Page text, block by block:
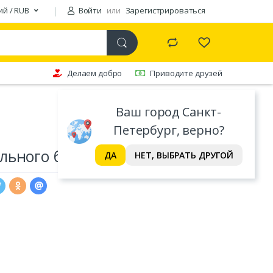
/ RUB Войти или Зарегистрироваться
Ваш город Санкт-
Петербург, верно?
ДА НЕТ, ВЫБРАТЬ ДРУГОЙ
Делаем добро Приводите друзей
белья Valtery